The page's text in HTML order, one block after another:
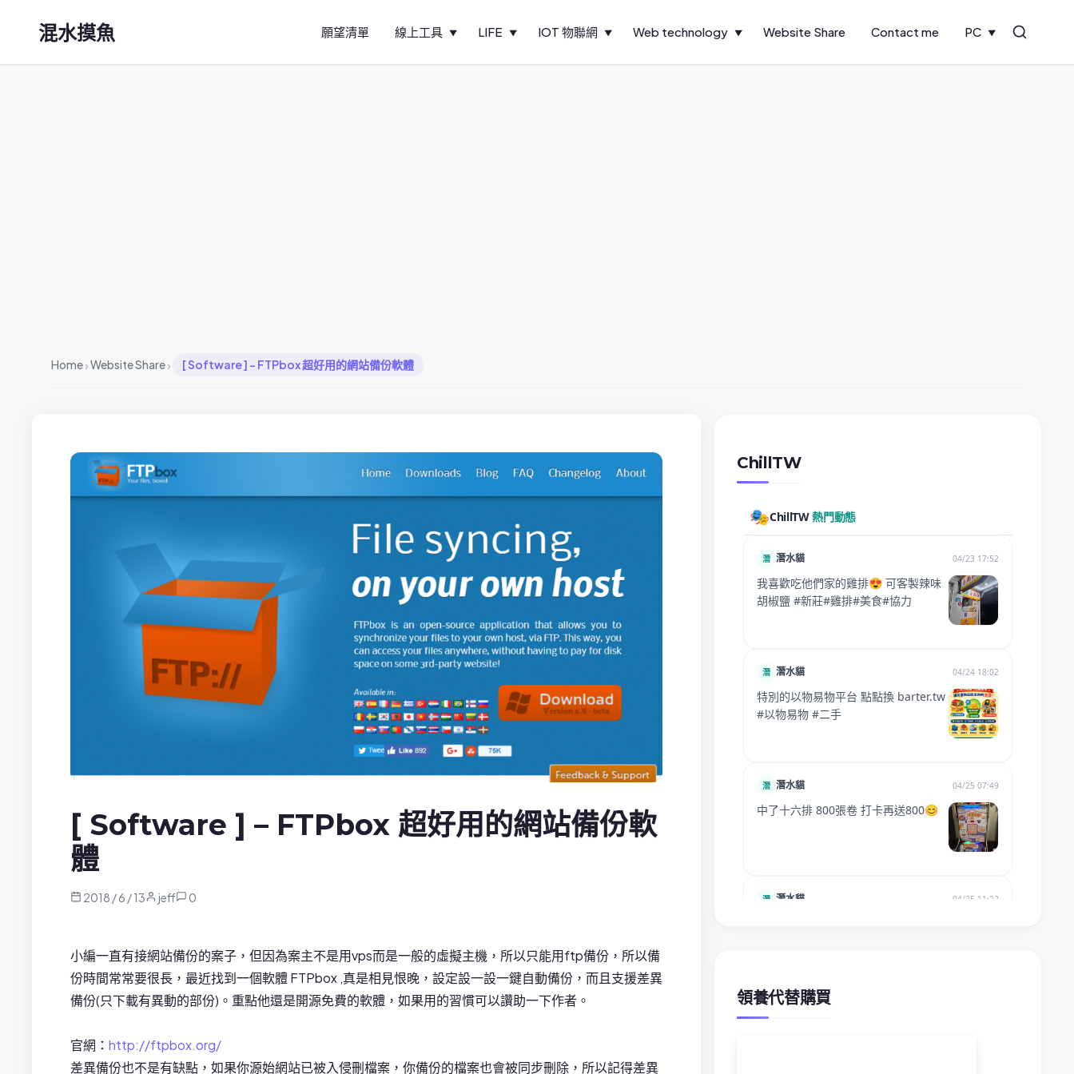
混水摸魚 願望清單 線上工具 LIFE IOT 物聯網 Web technology Website Share Contact me PC Search
Home›Website Share› [ Software ] – FTPbox 超好用的網站備份軟體
[ Software ] – FTPbox 超好用的網站備份軟
體
2018 / 6 / 13 jeff 0
小編一直有接網站備份的案子，但因為案主不是用vps而是一般的虛擬主機，所以只能用ftp備份，所以備
份時間常常要很長，最近找到一個軟體 FTPbox ,真是相見恨晚，設定設一設一鍵自動備份，而且支援差異
備份(只下載有異動的部份)。重點他還是開源免費的軟體，如果用的習慣可以讚助一下作者。
官網： http://ftpbox.org/
差異備份也不是有缺點，如果你源始網站已被入侵刪檔案，你備份的檔案也會被同步刪除，所以記得差異
ChillTW
領養代替購買